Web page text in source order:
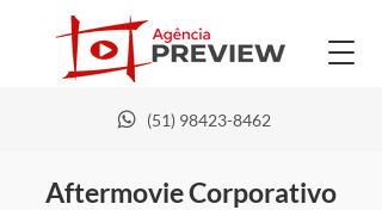
(51) 98423-8462
Aftermovie Corporativo